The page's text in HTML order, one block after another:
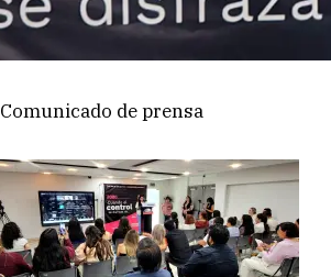
Comunicado de prensa